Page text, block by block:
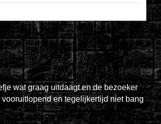
wat graag uitdaagt en de bezoeker
en tegelijkertijd niet bang